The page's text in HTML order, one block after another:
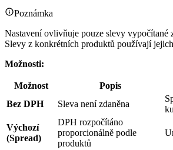
Poznámka
Nastavení ovlivňuje pouze slevy vypočítané
Slevy z konkrétních produktů používají
Možnosti:
Možnost Popis
Bez DPH
Sleva není zdaněna
Výchozí
(Spread)
DPH rozpočítáno
proporcionálně podle
produktů